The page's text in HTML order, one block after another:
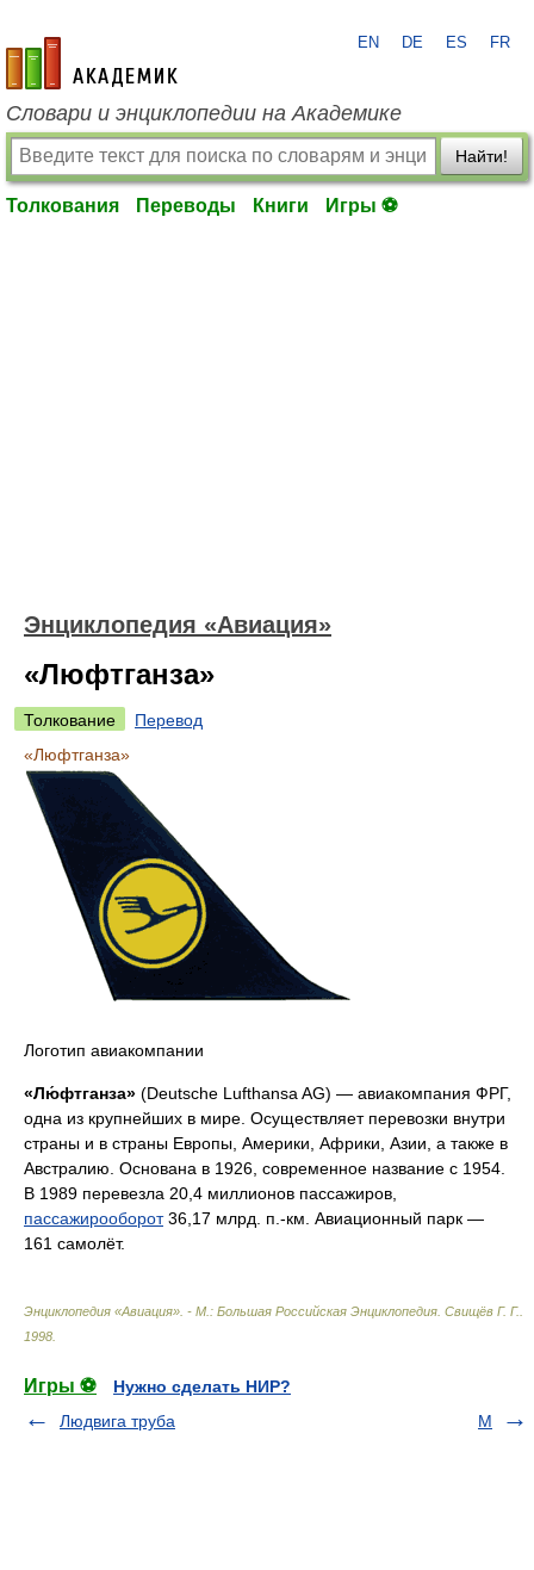
academic.ru
EN DE ES FR
Словари и энциклопедии на Академике
Найти!
Толкования Переводы Книги Игры ⚽
Энциклопедия «Авиация»
«Люфтганза»
Толкование
Перевод
«Люфтганза»
Логотип авиакомпании
«Лю́фтганза» (Deutsche Lufthansa AG) — авиакомпания ФРГ,
одна из крупнейших в мире. Осуществляет перевозки внутри
страны и в страны Европы, Америки, Африки, Азии, а также в
Австралию. Основана в 1926, современное название с 1954.
В 1989 перевезла 20,4 миллионов пассажиров,
пассажирооборот36,17 млрд. п.-км. Авиационный парк —
161 самолёт.
Энциклопедия «Авиация». - М.: Большая Российская Энциклопедия Свищёв Г. Г.
1998
Игры ⚽
Нужно сделать НИР?
Людвига труба
М